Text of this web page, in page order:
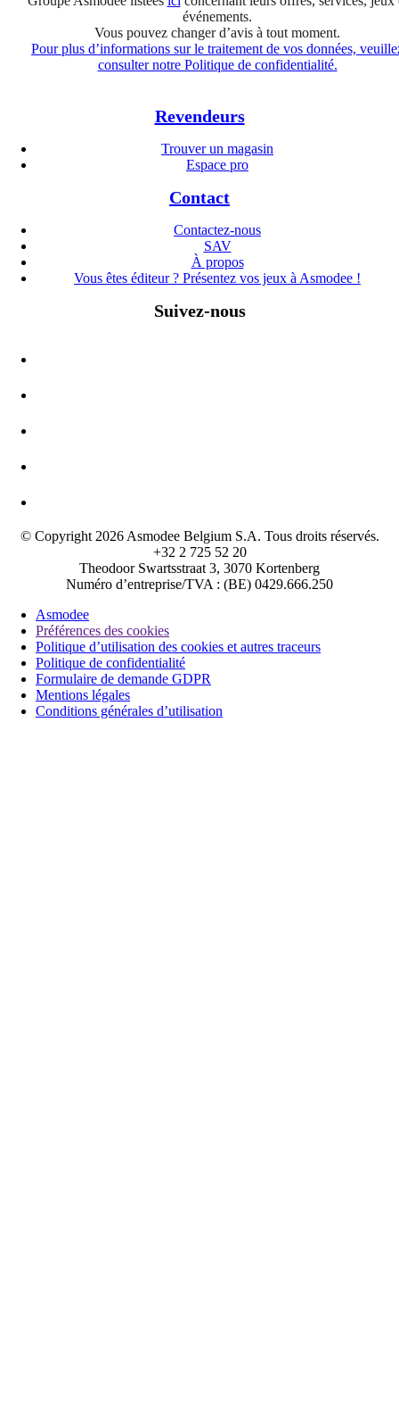
événements.
Vous pouvez changer d’avis à tout moment.
Pour plus d’informations sur le traitement de vos données,
consulter notre Politique de confidentialité.
Revendeurs
Trouver un magasin
Espace pro
Contact
Contactez-nous
SAV
À propos
Vous êtes éditeur ? Présentez vos jeux à Asmodee !
Suivez-nous
© Copyright 2026 Asmodee Belgium S.A. Tous droits réservés.
+32 2 725 52 20
Theodoor Swartsstraat 3, 3070 Kortenberg
Numéro d’entreprise/TVA : (BE) 0429.666.250
Asmodee
Préférences des cookies
Politique d’utilisation des cookies et autres traceurs
Politique de confidentialité
Formulaire de demande GDPR
Mentions légales
Conditions générales d’utilisation